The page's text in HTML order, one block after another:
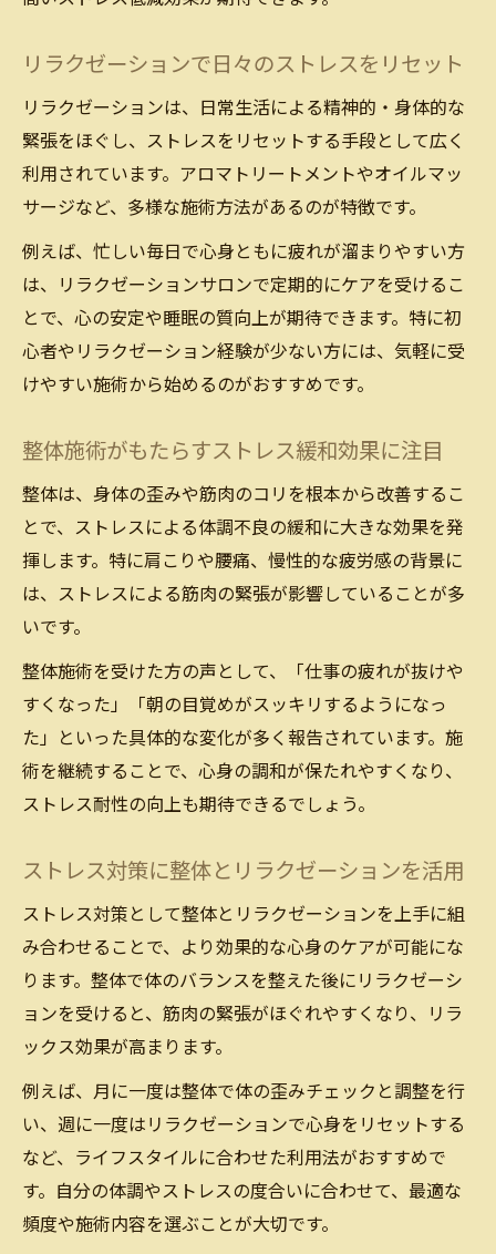
整体とリラクゼーションの象徴的な役割を
ンの違い
整体は骨格調整、リラクゼーションは癒や
し重視
確化
ストレス解消法としての整体とリラクゼー
ション比較
慢性的な不調にはどちらが有効か考察
効果を検証
ションは有効か
整体が慢性不調に与える影響とストレス軽
選び方で変わる整体とリラクゼーションの効果
整体とリラクゼーション目的別の選び方の
ストレス症状別に整体とリラクゼーション
を選ぶ方法
整体とリラクゼーションの効果を最大化す
る選び方
自分に合う整体とリラクゼーション選びの
ポイント
整体とリラクゼーション選択でストレス対
策は変わる
理想的なストレス対策を見つけるヒント
整体とリラクゼーションで最適なストレス
対策を探る
リラクゼーションで日々のストレスをリセット
リラクゼーションは、日常生活による精神的・身体的な
緊張をほぐし、ストレスをリセットする手段として広く
利用されています。アロマトリートメントやオイルマッ
サージなど、多様な施術方法があるのが特徴です。
例えば、忙しい毎日で心身ともに疲れが溜まりやすい方
は、リラクゼーションサロンで定期的にケアを受けるこ
とで、心の安定や睡眠の質向上が期待できます。特に初
心者やリラクゼーション経験が少ない方には、気軽に受
けやすい施術から始めるのがおすすめです。
整体施術がもたらすストレス緩和効果に注目
整体は、身体の歪みや筋肉のコリを根本から改善するこ
とで、ストレスによる体調不良の緩和に大きな効果を発
揮します。特に肩こりや腰痛、慢性的な疲労感の背景に
は、ストレスによる筋肉の緊張が影響していることが多
いです。
整体施術を受けた方の声として、「仕事の疲れが抜けや
すくなった」「朝の目覚めがスッキリするようになっ
た」といった具体的な変化が多く報告されています。施
術を継続することで、心身の調和が保たれやすくなり、
ストレス耐性の向上も期待できるでしょう。
ストレス対策に整体とリラクゼーションを活用
ストレス対策として整体とリラクゼーションを上手に組
み合わせることで、より効果的な心身のケアが可能にな
ります。整体で体のバランスを整えた後にリラクゼーシ
ョンを受けると、筋肉の緊張がほぐれやすくなり、リラ
ックス効果が高まります。
例えば、月に一度は整体で体の歪みチェックと調整を行
い、週に一度はリラクゼーションで心身をリセットする
など、ライフスタイルに合わせた利用法がおすすめで
す。自分の体調やストレスの度合いに合わせて、最適な
頻度や施術内容を選ぶことが大切です。